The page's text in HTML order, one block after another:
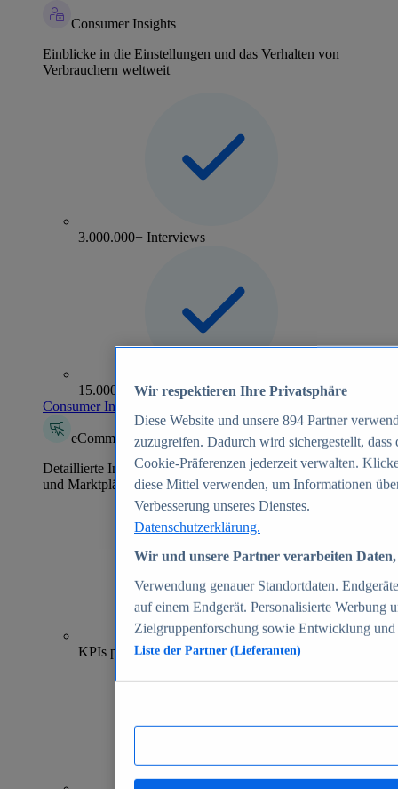
Consumer Insights
Einblicke in die Einstellungen und das Verhalten von
Verbrauchern weltweit
3.000.000+ Interviews
15.000+ Marken
Consumer Insights entdecken
eCommerce Insights
Detaillierte Informationen zu mehr als 39.000 Online-Shops
und Marktplätzen
70+
KPIs pro Shop
Wir respektieren Ihre Privatsphäre
Diese Website und unsere 894 Partner
zuzugreifen. Dadurch wird sichergestellt,
Cookie-Präferenzen jederzeit verwalten.
diese Mittel verwenden, um Informationen
Verbesserung unseres Dienstes.
Datenschutzerklärung.
Wir und unsere Partner verarbeiten
Verwendung genauer Standortdaten.
auf einem Endgerät. Personalisierte Werbung
Zielgruppenforschung sowie Entwicklung
Liste der Partner (Lieferanten)